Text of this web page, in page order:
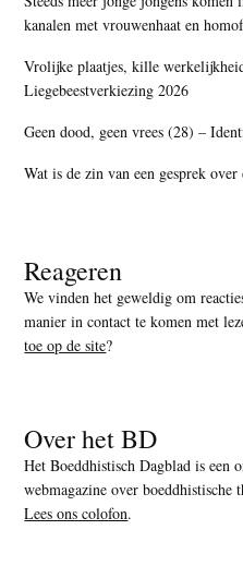
kanalen met vrouwenhaat en
Vrolijke plaatjes, kille
Liegebeestverkiezing 2026
Geen dood, geen vrees (28) –
Wat is de zin van een gesprek
Reageren
We vinden het geweldig om
manier in contact te komen met
toe op de site?
Over het BD
Het Boeddhistisch Dagblad is een
webmagazine over boeddhistische
Lees ons colofon.